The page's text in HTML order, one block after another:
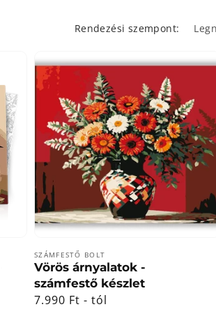
Rendezési szempont:
Forgalmazó:
SZÁMFESTŐ BOLT
Vörös árnyalatok -
számfestő készlet
Normál
7.990 Ft - tól